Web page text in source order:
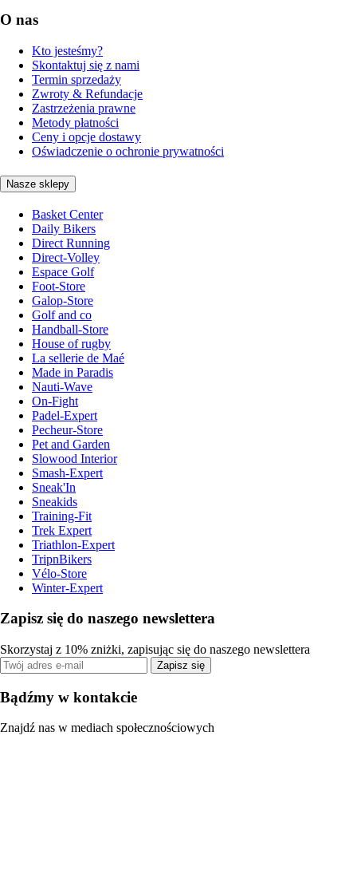
O nas
Kto jesteśmy?
Skontaktuj się z nami
Termin sprzedaży
Zwroty & Refundacje
Zastrzeżenia prawne
Metody płatności
Ceny i opcje dostawy
Oświadczenie o ochronie prywatności
Nasze sklepy
Basket Center
Daily Bikers
Direct Running
Direct-Volley
Espace Golf
Foot-Store
Galop-Store
Golf and co
Handball-Store
House of rugby
La sellerie de Maé
Made in Paradis
Nauti-Wave
On-Fight
Padel-Expert
Pecheur-Store
Pet and Garden
Slowood Interior
Smash-Expert
Sneak'In
Sneakids
Training-Fit
Trek Expert
Triathlon-Expert
TripnBikers
Vélo-Store
Winter-Expert
Zapisz się do naszego newslettera
Skorzystaj z 10% zniżki, zapisując się do naszego newslettera
Zapisz się
Bądźmy w kontakcie
Znajdź nas w mediach społecznościowych